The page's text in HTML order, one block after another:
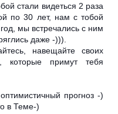
стали видеться 2 раза
по 30 лет, нам с тобой
мы встречались с ним
даже -))).
навещайте своих
которые примут тебя
прогноз -)
в Теме-)